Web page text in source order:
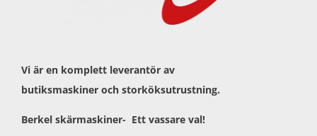
Vi är en komplett leverantör av
butiksmaskiner och storköksutrustning.
Berkel skärmaskiner- Ett vassare val!